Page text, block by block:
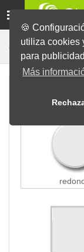
🍪
utiliza cookies
para
Más
Chapas